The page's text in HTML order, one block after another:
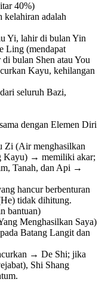
40%)
kelahiran adalah
Yi, lahir di bulan Yin
Ling (mendapat
bulan Shen atau You
Kayu, kehilangan
seluruh Bazi,
dengan Elemen Diri
Zi (Air menghasilkan
Kayu) → memiliki akar;
Tanah, dan Api →
hancur berbenturan
tidak dihitung.
bantuan)
Menghasilkan Saya)
Batang Langit dan
→ De Shi; jika
Shi Shang